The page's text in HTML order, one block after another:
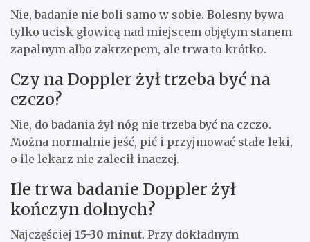
Nie, badanie nie boli samo w sobie. Bolesny bywa
tylko ucisk głowicą nad miejscem objętym stanem
zapalnym albo zakrzepem, ale trwa to krótko.
Czy na Doppler żył trzeba być na
czczo?
Nie, do badania żył nóg nie trzeba być na czczo.
Można normalnie jeść, pić i przyjmować stałe leki,
o ile lekarz nie zalecił inaczej.
Ile trwa badanie Doppler żył
kończyn dolnych?
Najczęściej 15-30 minut. Przy dokładnym